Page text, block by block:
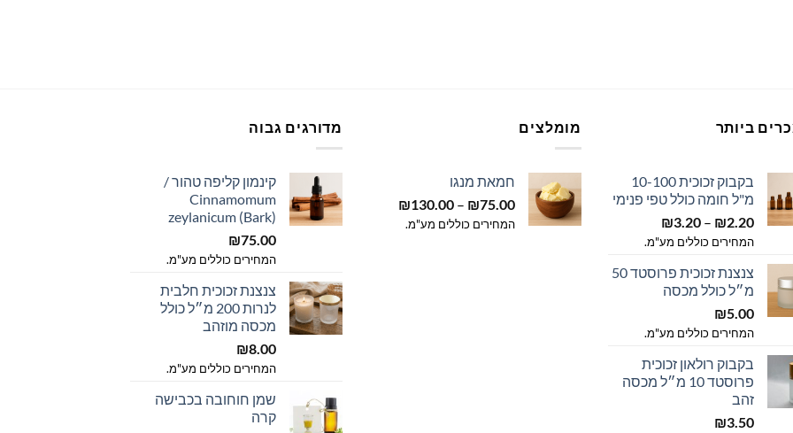
ביותר
בקבוק זכוכית 10-100
מ"ל חומה כולל טפי פנימי
₪2.20
–
₪3.20
מחירים:
עד
המחירים כוללים מע"מ.
צנצנת זכוכית פרוסטד 50
מ״ל כולל מכסה
₪5.00
המחירים כוללים מע"מ.
בקבוק רולאון זכוכית
פרוסטד 10 מ״ל מכסה
זהב
₪3.50
מומלצים
חמאת מנגו
₪75.00
–
₪130.00
המחירים כוללים מע"מ.
מדורגים גבוה
קינמון קליפה טהור /
Cinnamomum
zeylanicum (Bark)
₪75.00
המחירים כוללים מע"מ.
צנצנת זכוכית חלבית
לנרות 200 מ״ל כולל
מכסה מוזהב
₪8.00
המחירים כוללים מע"מ.
שמן חוחובה בכבישה
קרה